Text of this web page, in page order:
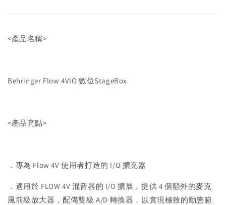
<產品名稱>
Behringer Flow 4VIO 數位StageBox
<產品亮點>
．專為 Flow 4V 使用者打造的 I/O 擴充器
．適用於 FLOW 4V 混音器的 I/O 擴展，提供 4 個額外的麥克
風前級放大器，配備雙級 A/D 轉換器，以實現極致的動態範